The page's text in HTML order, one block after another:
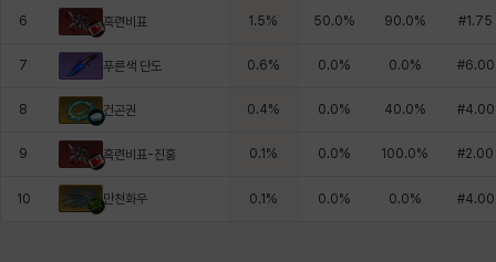
6 흑련비표 1.5% 50.0% 90.0% #1.75
7 푸른색 단도 0.6% 0.0% 0.0% #6.00
8 건곤권 0.4% 0.0% 40.0% #4.00
9 흑련비표-진홍 0.1 % 0.0% 100.0% #2.00
10 만천화우 0.1 % 0.0% 0.0% #4.00